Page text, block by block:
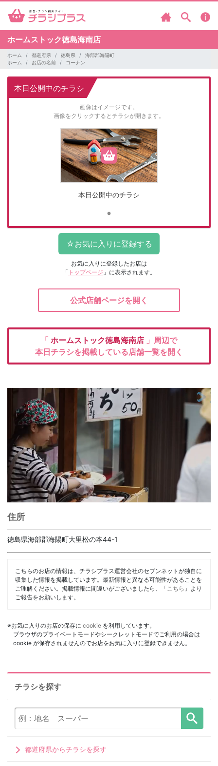
ホームストック徳島海南店
ホーム 都道府県 徳島県
海部郡海陽町
ホーム
お店の名前 コーナン
本日公開中のチラシ
画像はイメージです。
画像をクリックするとチラシが開きます。
本日公開中のチラシ
お気に入りに登録したお店は
「 トップページ 」に表示されます。
公式店舗ページを開く
「 ホームストック徳島海南店 」周辺で
本日チラシを掲載している店舗一覧を開く
住所
徳島県海部郡海陽町大里松の本44-1
こちらのお店の情報は、チラシプラス運営会社のセブンネットが独自に
収集した情報を掲載しています。最新情報と異なる可能性があることを
ご理解ください。掲載情報に間違いがございましたら、「 こちら 」より
ご報告をお願いします。
※お気に入りのお店の保存に cookie を利用しています。
ブラウザのプライベートモードやシークレットモードでご利用の場合は
cookie が保存されませんのでお店をお気に入りに登録できません。
チラシを探す
都道府県からチラシを探す